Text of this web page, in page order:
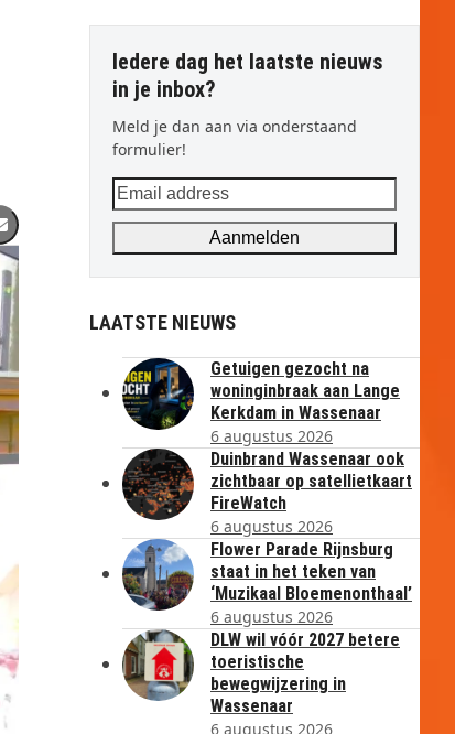
Iedere dag het laatste nieuws
in je inbox?
Meld je dan aan via onderstaand
formulier!
Email
address
Aanmelden
LAATSTE NIEUWS
Getuigen gezocht na
woninginbraak aan Lange
Kerkdam in Wassenaar
6 augustus 2026
Duinbrand Wassenaar ook
zichtbaar op satellietkaart
FireWatch
6 augustus 2026
Flower Parade Rijnsburg
staat in het teken van
‘Muzikaal Bloemenonthaal’
6 augustus 2026
DLW wil vóór 2027 betere
toeristische
bewegwijzering in
Wassenaar
6 augustus 2026